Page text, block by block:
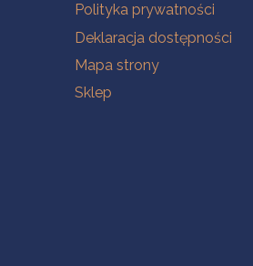
Polityka prywatności
Deklaracja dostępności
Mapa strony
Sklep